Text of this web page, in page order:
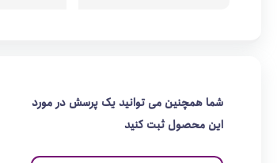
شما همچنین می توانید یک پرسش در مورد
این محصول ثبت کنید